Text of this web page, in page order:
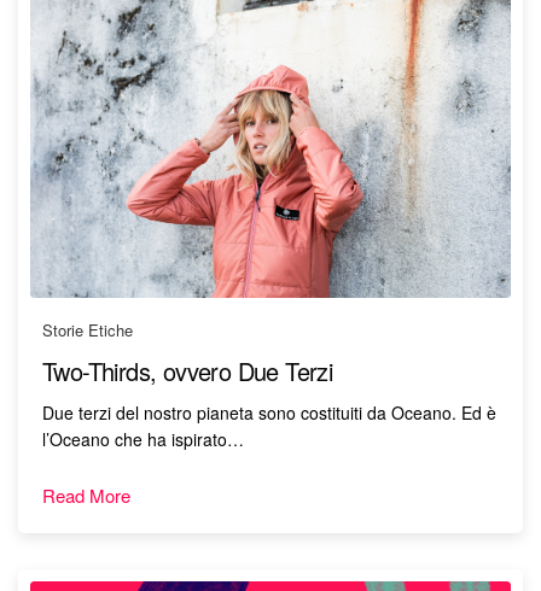
Storie Etiche
Two-Thirds, ovvero Due Terzi
Due terzi del nostro pianeta sono costituiti da Oceano. Ed è
l’Oceano che ha ispirato…
Read More